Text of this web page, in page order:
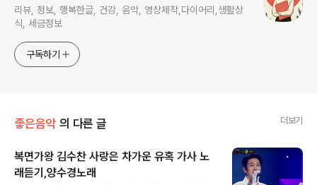
리뷰, 정보, 행복한글, 건강, 음악, 영상제작,다이어리,생활상
식, 세금정보
구독하기
좋은음악 의 다른 글 더보기
복면가왕 김수찬 사랑은 차가운 유혹 가사 노
래듣기,양수경노래